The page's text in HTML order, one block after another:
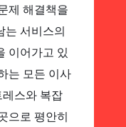
제 해결책을
는 서비스의
이어가고 있
는 모든 이사
스와 복잡
으로 평안히